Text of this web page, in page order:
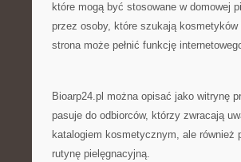
które mogą być stosowane w domowej
przez osoby, które szukają
strona może pełnić funkcję
Bioarp24.pl można opisać jako witrynę
pasuje do odbiorców, którzy zwracają
katalogiem kosmetycznym, ale również
rutynę pielęgnacyjną.